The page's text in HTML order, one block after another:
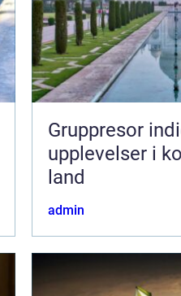
Gruppresor
upplevelser i
land
admin